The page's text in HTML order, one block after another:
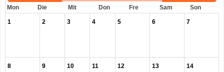
Mon
Die Mit Don Fre Sam Son
1 2 3 4 5 6 7
8 9 10 11 12 13 14